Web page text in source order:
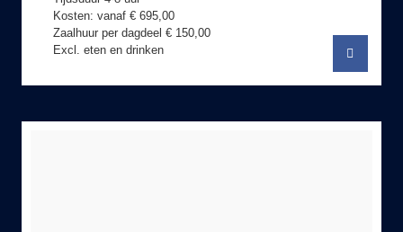
Zaalhuur per dagdeel € 150,00
Excl. eten en drinken